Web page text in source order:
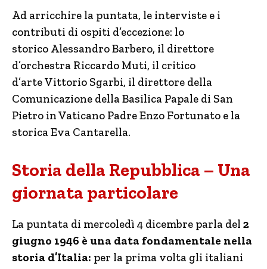
Ad arricchire la puntata, le interviste e i
contributi di ospiti d’eccezione: lo
storico Alessandro Barbero, il direttore
d’orchestra Riccardo Muti, il critico
d’arte Vittorio Sgarbi, il direttore della
Comunicazione della Basilica Papale di San
Pietro in Vaticano Padre Enzo Fortunato e la
storica Eva Cantarella.
Storia della Repubblica – Una
giornata particolare
La puntata di mercoledì 4 dicembre parla del 2
giugno 1946 è una data fondamentale nella
storia d’Italia: per la prima volta gli italiani